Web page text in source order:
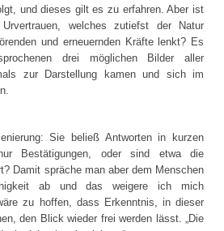
und dieses gilt es zu erfahren. Aber ist
welches zutiefst der Natur
und erneuernden Kräfte lenkt? Es
drei möglichen Bilder aller
zur Darstellung kamen und sich im
Sie beließ Antworten in kurzen
Bestätigungen, oder sind etwa die
Damit spräche man aber dem Menschen
ab und das weigere ich mich
zu hoffen, dass Erkenntnis, in dieser
den Blick wieder frei werden lässt. „Die